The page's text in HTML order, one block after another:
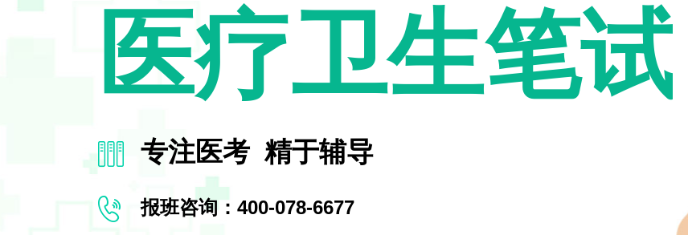
医疗卫生笔
专注医考 精于辅导
报班咨询：400-078-6677